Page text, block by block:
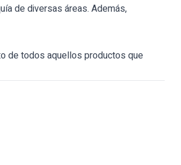
de diversas áreas. Además,
de todos aquellos productos que